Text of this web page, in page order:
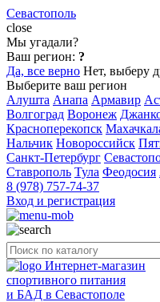
Севастополь
close
Мы угадали?
Ваш регион: ?
Да, все верно Нет, выберу
Выберите ваш регион
Алушта Анапа Армавир
Волгоград Воронеж
Красноперекопск
Нальчик Новороссийск
Санкт-Петербург
Ставрополь Тула Феодосия
8 (978) 757-74-37
Вход и регистрация
Интернет-магазин
спортивного питания
и БАД в Севастополе